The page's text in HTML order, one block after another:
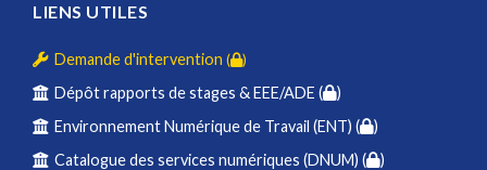
LIENS UTILES
Demande d'intervention ( )
Dépôt rapports de stages & EEE/ADE (
)
Environnement Numérique de Travail (ENT) (
)
Catalogue des services numériques (DNUM) (
)